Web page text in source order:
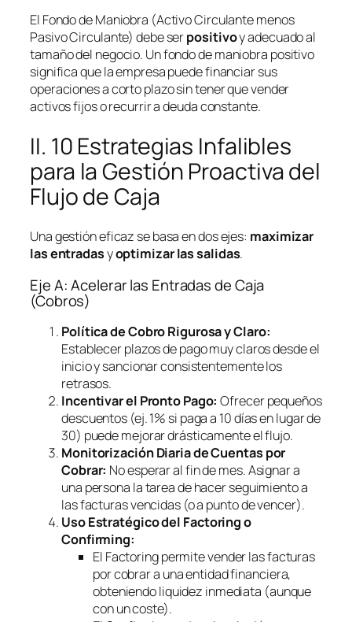
El Fondo de Maniobra (Activo Circulante menos
Pasivo Circulante) debe serpositivoy adecuado al
tamaño del negocio. Un fondo de maniobra positivo
significa que la empresa puede financiar sus
operaciones a corto plazo sin tener que vender
activos fijos o recurrir a deuda constante.
II. 10 Estrategias Infalibles
para la Gestión Proactiva del
Flujo de Caja
Una gestión eficaz se basa en dos ejes: maximizar
las entradasyoptimizar las salidas.
Eje A: Acelerar las Entradas de Caja
(Cobros)
Política de Cobro Rigurosa y Claro:
Establecer plazos de pago muy claros desde el
inicio y sancionar consistentemente los
retrasos.
Incentivar el Pronto Pago: Ofrecer pequeños
descuentos (ej. 1% si paga a 10 días en lugar de
30) puede mejorar drásticamente el flujo.
Monitorización Diaria de Cuentas por
Cobrar: No esperar al fin de mes. Asignar a
una persona la tarea de hacer seguimiento a
las facturas vencidas (o a punto de vencer).
Uso Estratégico del Factoringo
Confirming:
El Factoringpermite vender las facturas
por cobrar a una entidad financiera,
obteniendo liquidez inmediata (aunque
con un coste).